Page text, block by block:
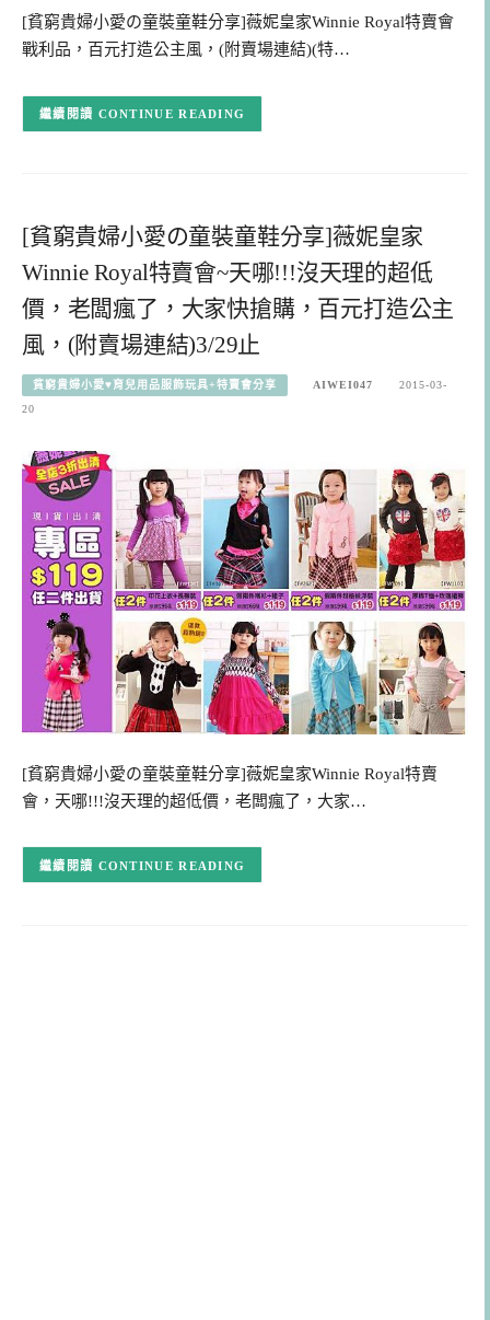
[貧窮貴婦小愛の童裝童鞋分享]薇妮皇家Winnie Royal特賣會
戰利品，百元打造公主風，(附賣場連結)(特…
CONTINUE READING
[貧窮貴婦小愛の童裝童鞋分享]薇妮皇家
Winnie Royal特賣會~天哪!!!沒天理的超低
價，老闆瘋了，大家快搶購，百元打造公主
風，(附賣場連結)3/29止
貧窮貴婦小愛♥育兒用品服飾玩具+特賣會分享 AIWEI047
2015-03-
20
[貧窮貴婦小愛の童裝童鞋分享]薇妮皇家Winnie Royal特賣
會，天哪!!!沒天理的超低價，老闆瘋了，大家…
CONTINUE READING